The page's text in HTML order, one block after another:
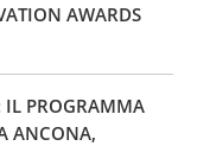
AWARDS
IL PROGRAMMA
ANCONA,